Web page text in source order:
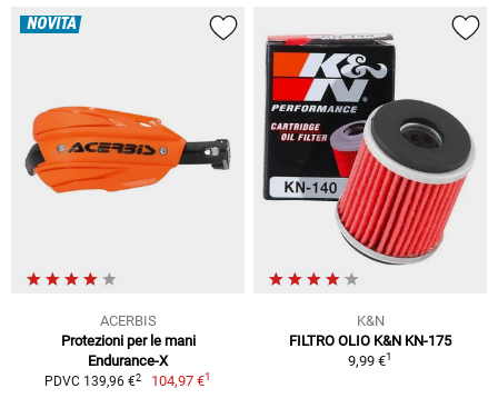
NOVITÀ
ACERBIS
Protezioni per le mani
Endurance-X
PDVC 139,96 €2 104,97 €1
K&N
FILTRO OLIO K&N KN-175
9,99 €1